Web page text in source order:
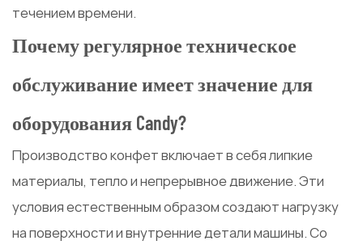
течением времени.
Почему регулярное техническое
обслуживание имеет значение для
оборудования Candy?
Производство конфет включает в себя липкие
материалы, тепло и непрерывное движение. Эти
условия естественным образом создают нагрузку
на поверхности и внутренние детали машины. Со